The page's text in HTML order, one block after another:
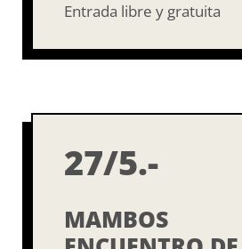
Entrada libre y gratuita
27/5.-
MAMBOS